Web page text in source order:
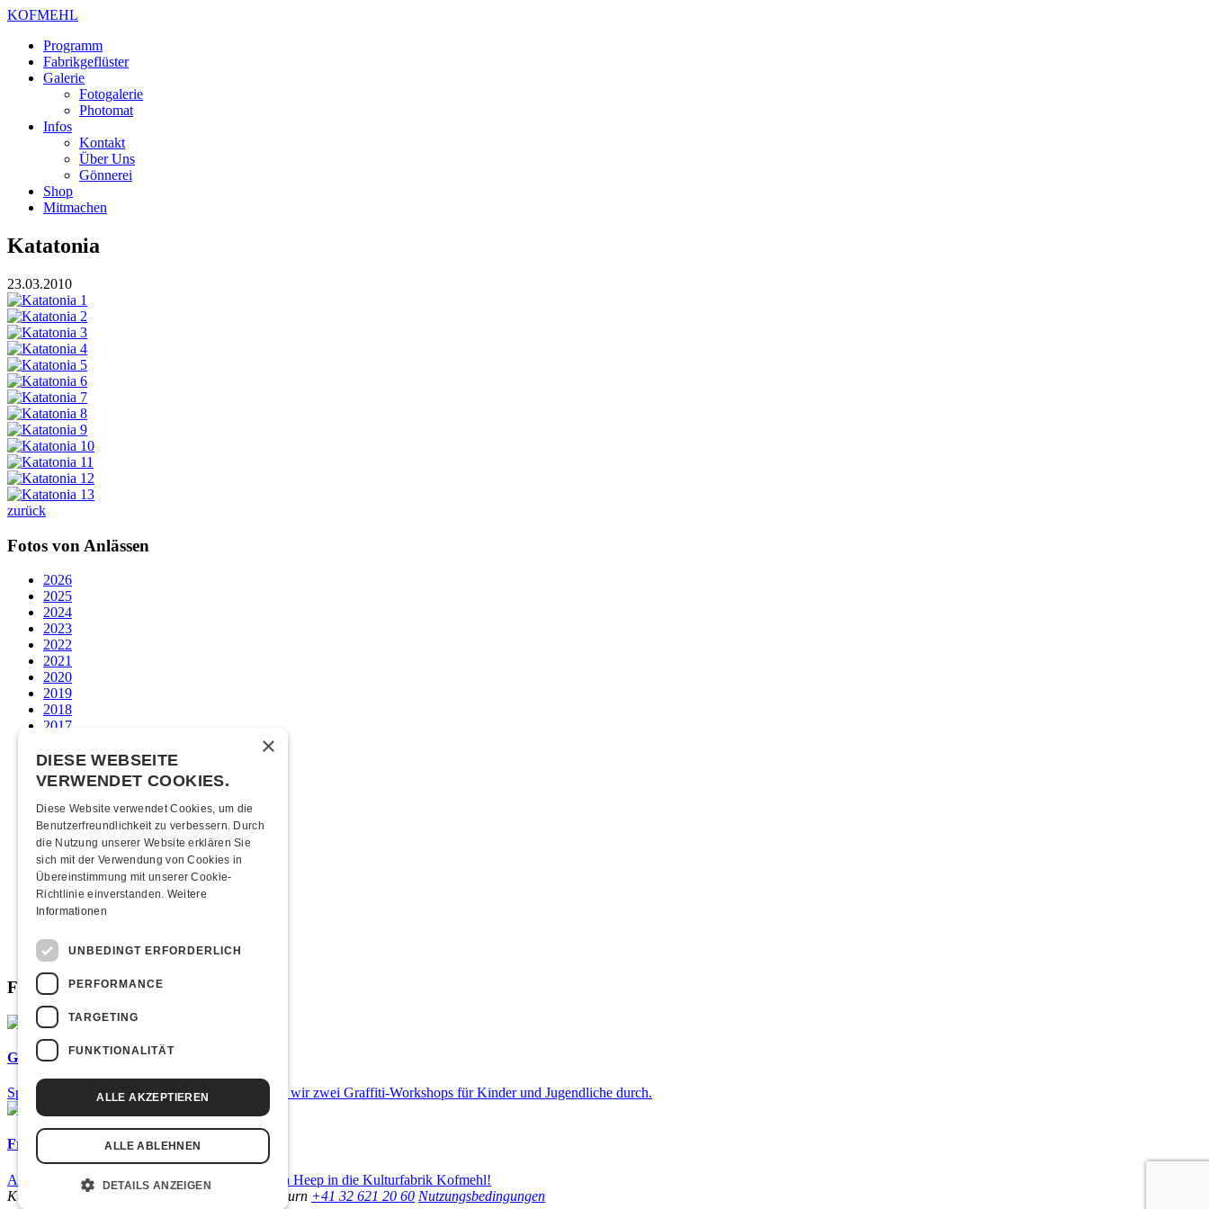
KOFMEHL
Programm
Fabrikgeflüster
Galerie
Fotogalerie
Photomat
Infos
Kontakt
Über Uns
Gönnerei
Shop
Mitmachen
Katatonia
23.03.2010
zurück
Fotos von Anlässen
2026
2025
2024
2023
2022
2021
2020
2019
2018
2017
2015
2014
2013
2012
2011
2010
2009
2008
2007
2006
2005
2004
2003
Fabrikgeflüster
Graffiti-Workshops
Spray dein eigenes Graffiti! Im September führen wir zwei Graffiti-Workshops für Kinder und Jugendliche durch.
Frisch bestätigt: Uriah Heep
Am Sonntag, 15. November 2026 kommen Uriah Heep in die Kulturfabrik Kofmehl!
Kulturfabrik Kofmehl
4502 Solothurn +41 32 621 20 60 Nutzungsbedingungen
×
DIESE WEBSEITE
VERWENDET COOKIES.
Diese Website verwendet Cookies, um die
Benutzerfreundlichkeit zu verbessern. Durch
die Nutzung unserer Website erklären Sie
sich mit der Verwendung von Cookies in
Übereinstimmung mit unserer Cookie-
Richtlinie einverstanden. Weitere
Informationen
UNBEDINGT ERFORDERLICH
PERFORMANCE
TARGETING
FUNKTIONALITÄT
ALLE AKZEPTIEREN
ALLE ABLEHNEN
DETAILS ANZEIGEN